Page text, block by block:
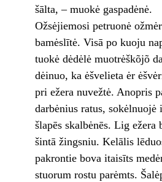
šālta, – muokė gaspadėnė.
Ožsėjiemosi petruonė
bamėslītė. Visā po kuoju
tuokė dėdėlė muotrėškõjõ
dėinuo, ka ėšvelieta ėr
pri ežera nuvežtė. Anopris
darbėnius ratus, sokėlnuojė
šlapēs skalbėnēs. Lig ežera
šintā žingsniu. Kelālis
pakrontie bova itaisīts
stuorum rostu parėmts.